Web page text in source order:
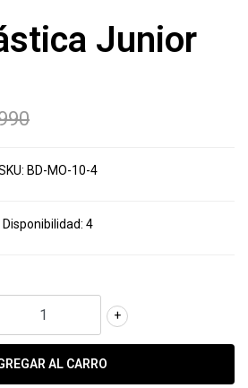
Junior
BD-MO-10-4
Disponibilidad: 4
+